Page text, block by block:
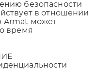
безопасности
в отношении
Armat может
время